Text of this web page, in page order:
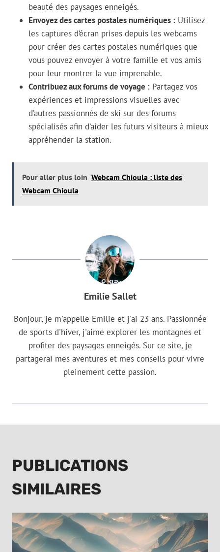
beauté des paysages enneigés.
Envoyez des cartes postales numériques : Utilisez
les captures d’écran prises depuis les webcams
pour créer des cartes postales numériques que
vous pouvez envoyer à votre famille et vos amis
pour leur montrer la vue imprenable.
Contribuez aux forums de voyage : Partagez vos
expériences et impressions visuelles avec
d’autres passionnés de ski sur des forums
spécialisés afin d’aider les futurs visiteurs à mieux
appréhender la station.
Pour aller plus loin Webcam Chioula : liste des
Webcam Chioula
Emilie Sallet
Bonjour, je m'appelle Emilie et j'ai 23 ans. Passionnée
de sports d'hiver, j'aime explorer les montagnes et
profiter des paysages enneigés. Sur ce site, je
partagerai mes aventures et mes conseils pour vivre
pleinement cette passion.
PUBLICATIONS
SIMILAIRES